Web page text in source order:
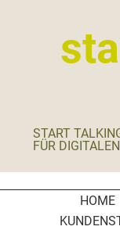
B2B-
Social
Media
Manager
START
FÜR
HOME